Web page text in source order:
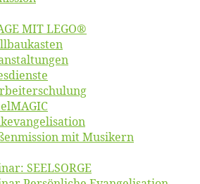
MIT LEGO®
mit Musikern
SEELSORGE